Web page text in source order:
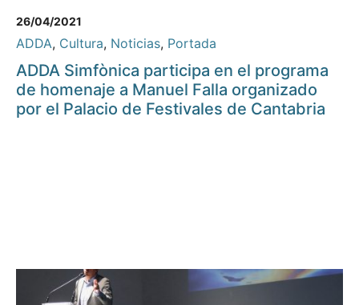
26/04/2021
ADDA, Cultura, Noticias, Portada
ADDA Simfònica participa en el programa
de homenaje a Manuel Falla organizado
por el Palacio de Festivales de Cantabria